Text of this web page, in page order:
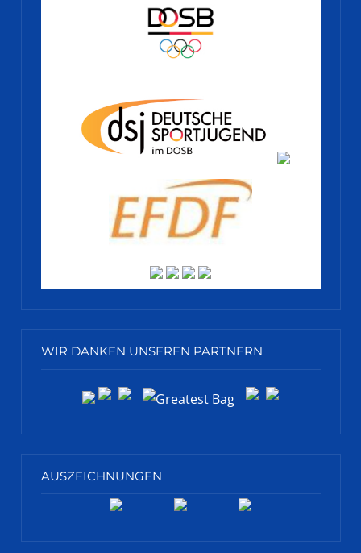
WIR DANKEN UNSEREN PARTNERN
AUSZEICHNUNGEN